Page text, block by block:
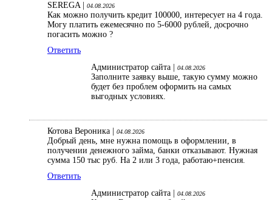
SEREGA | 04.08.2026
Как можно получить кредит 100000, интересует на 4 года.
Могу платить ежемесячно по 5-6000 рублей, досрочно
погасить можно ?
Ответить
Администратор сайта |
04.08.2026
Заполните заявку выше, такую сумму можно
будет без проблем оформить на самых
выгодных условиях.
Котова Вероника | 04.08.2026
Добрый день, мне нужна помощь в оформлении, в
получении денежного займа, банки отказывают. Нужная
сумма 150 тыс руб. На 2 или 3 года, работаю+пенсия.
Ответить
Администратор сайта |
04.08.2026